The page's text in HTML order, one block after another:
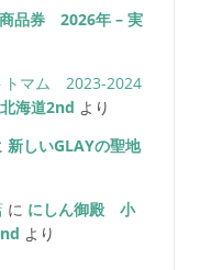
品券 2026年 – 実
トマム 2023-2024
海道2nd より
新しいGLAYの聖地
に にしん御殿 小
より